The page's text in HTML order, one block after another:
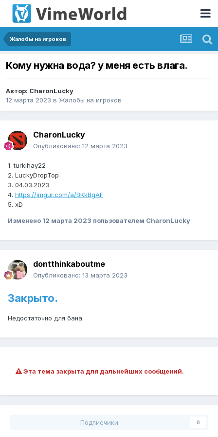
Жалобы на игроков
Кому нужна вода? у меня есть влага.
Автор: CharonLucky
12 марта 2023 в Жалобы на игроков
CharonLucky
Опубликовано: 12 марта 2023
1. turkihay22
2. LuckyDropTop
3. 04.03.2023
4. https://imgur.com/a/BKkBgAF
5. xD
Изменено 12 марта 2023 пользователем CharonLucky
dontthinkaboutme
Опубликовано: 13 марта 2023
Закрыто.
Недостаточно для бана.
Эта тема закрыта для дальнейших сообщений.
Подписчики 0